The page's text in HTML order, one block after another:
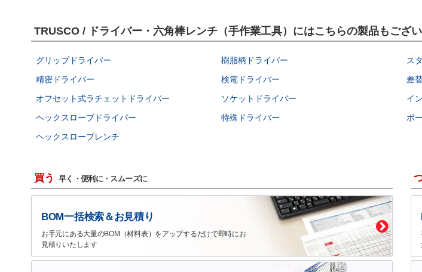
TRUSCO / ドライバー・六角棒レンチ（手作業工具）にはこちらの製品もござい
グリップドライバー 樹脂柄ドライバー ス
精密ドライバー
検電ドライバー 差
オフセット式ラチェットドライバー
ソケットドライバー イ
ヘックスローブドライバー
特殊ドライバー ボ
ヘックスローブレンチ
買う 早く・便利に・スムーズに
BOM一括検索＆お見積り
お手元にある大量のBOM（材料表）をアップするだけで即時にお
見積りいたします